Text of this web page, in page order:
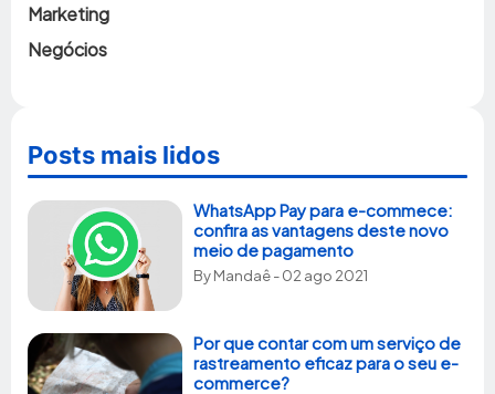
Marketing
Negócios
Posts mais lidos
WhatsApp Pay para e-commece:
confira as vantagens deste novo
meio de pagamento
ByMandaê- 02 ago 2021
Por que contar com um serviço de
rastreamento eficaz para o seu e-
commerce?